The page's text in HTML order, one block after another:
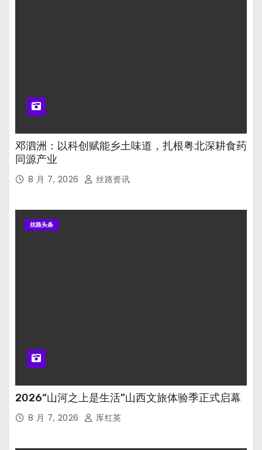
邓泗洲：以科创赋能乡土味道，扎根粤北深耕食药
同源产业
8 月 7, 2026 丝路资讯
丝路头条
2026“山河之上是生活”山西文旅体验季正式启幕
8 月 7, 2026 厍红英